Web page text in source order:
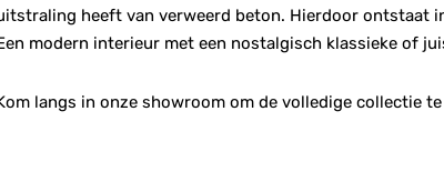
heeft van verweerd beton. Hierdoor ontstaat
modern interieur met een nostalgisch klassieke of
langs in onze showroom om de volledige collectie